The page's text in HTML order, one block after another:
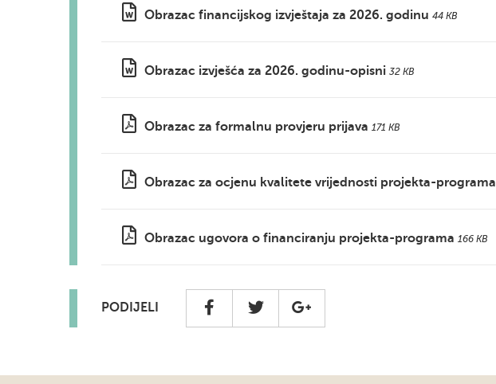
Obrazac financijskog izvještaja za 2026. godinu 44 KB
Obrazac izvješća za 2026. godinu-opisni 32 KB
Obrazac za formalnu provjeru prijava 171 KB
Obrazac za ocjenu kvalitete vrijednosti projekta-programa
Obrazac ugovora o financiranju projekta-programa 166 KB
PODIJELI